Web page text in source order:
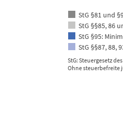
StG: Steuergesetz
Ohne steuerbefreite
StG §81 und
StG §§85, 86
StG §95:
StG §§87, 88,